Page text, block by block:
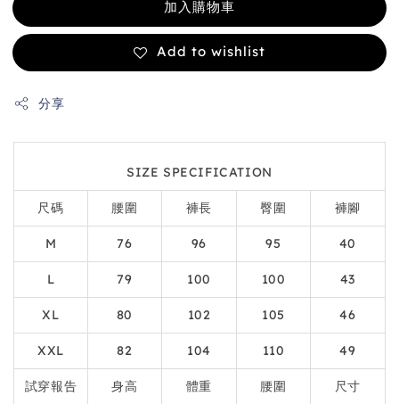
加入購物車
Add to wishlist
分享
SIZE SPECIFICATION
尺碼 腰圍 褲長 臀圍 褲腳
M 76 96 95 40
L 79 100 100 43
XL 80 102 105 46
XXL 82 104 110 49
試穿報告 身高 體重 腰圍 尺寸